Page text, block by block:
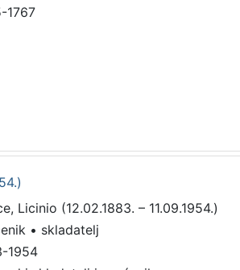
1767
Licinio (12.02.1883. – 11.09.1954.)
• skladatelj
1954